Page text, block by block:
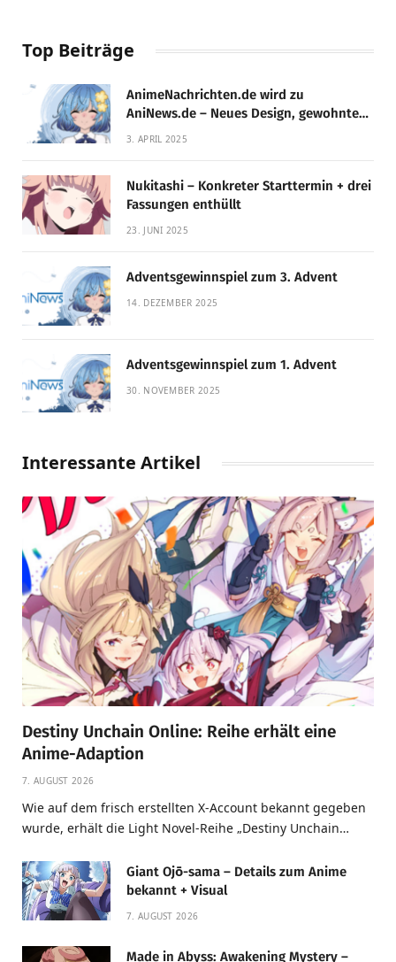
Top Beiträge
AnimeNachrichten.de wird zu
AniNews.de – Neues Design, gewohnte
Qualität!
3. APRIL 2025
Nukitashi – Konkreter Starttermin + drei
Fassungen enthüllt
23. JUNI 2025
Adventsgewinnspiel zum 3. Advent
14. DEZEMBER 2025
Adventsgewinnspiel zum 1. Advent
30. NOVEMBER 2025
Interessante Artikel
Destiny Unchain Online: Reihe erhält eine
Anime-Adaption
7. AUGUST 2026
Wie auf dem frisch erstellten X-Account bekannt gegeben
wurde, erhält die Light Novel-Reihe „Destiny Unchain…
Giant Ojō-sama – Details zum Anime
bekannt + Visual
7. AUGUST 2026
Made in Abyss: Awakening Mystery –